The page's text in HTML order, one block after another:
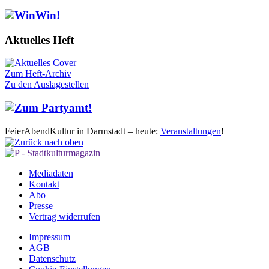
Aktuelles Heft
Zum Heft-Archiv
Zu den Auslagestellen
FeierAbendKultur in Darmstadt – heute: Veranstaltungen!
Mediadaten
Kontakt
Abo
Presse
Vertrag widerrufen
Impressum
AGB
Datenschutz